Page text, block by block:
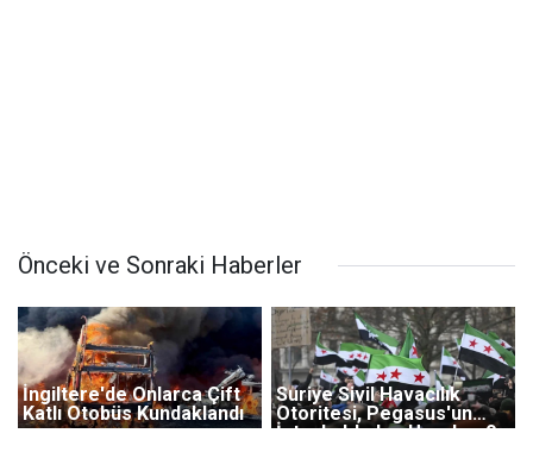
Önceki ve Sonraki Haberler
İngiltere'de Onlarca Çift
Katlı Otobüs Kundaklandı
Suriye Sivil Havacılık
Otoritesi, Pegasus'un
İstanbul-halep Uçuşları 9